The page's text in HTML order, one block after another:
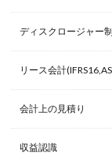
ディスクロージャー
リース会計
会計上の見積り
収益認識